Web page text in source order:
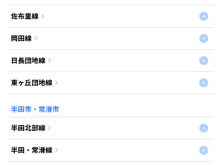
佐布里線
岡田線
日長団地線
東ヶ丘団地線
半田市・常滑市
半田北部線
半田・常滑線